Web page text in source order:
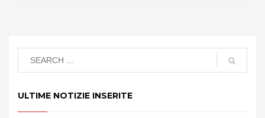
ULTIME NOTIZIE INSERITE